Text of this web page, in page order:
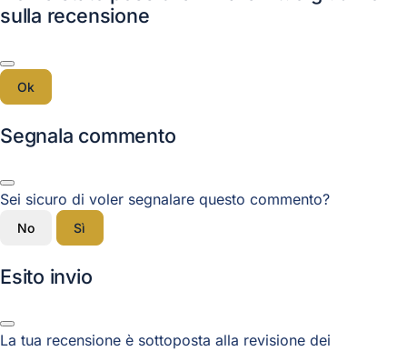
sulla recensione
Ok
Segnala commento
Sei sicuro di voler segnalare questo commento?
No Sì
Esito invio
La tua recensione è sottoposta alla revisione dei